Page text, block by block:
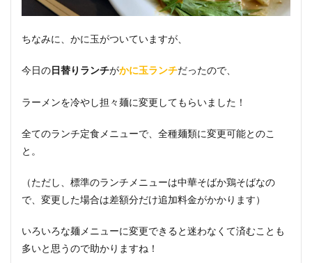
ちなみに、かに玉がついていますが、
今日の 日替りランチがかに玉ランチだったので、
ラーメンを冷やし担々麺に変更してもらいました！
全てのランチ定食メニューで、全種麺類に変更可能とのこ
と。
（ただし、標準のランチメニューは中華そばか鶏そばなの
で、変更した場合は差額分だけ追加料金がかかります）
いろいろな麺メニューに変更できると迷わなくて済むことも
多いと思うので助かりますね！